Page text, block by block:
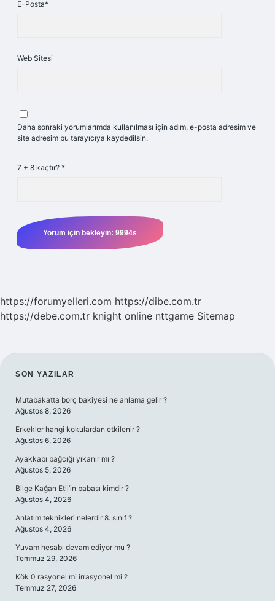
E-Posta*
Web Sitesi
Daha sonraki yorumlarımda kullanılması için adım, e-posta adresim ve
site adresim bu tarayıcıya kaydedilsin.
7 + 8 kaçtır? *
https://forumyelleri.com https://dibe.com.tr
https://debe.com.tr knight online nttgame Sitemap
SIDEBAR
SON YAZILAR
Mutabakatta borç bakiyesi ne anlama gelir ?
Ağustos 8, 2026
Erkekler hangi kokulardan etkilenir ?
Ağustos 6, 2026
Ayakkabı bağcığı yıkanır mı ?
Ağustos 5, 2026
Bilge Kağan Etil’in babası kimdir ?
Ağustos 4, 2026
Anlatım teknikleri nelerdir 8. sınıf ?
Ağustos 4, 2026
Yuvam hesabı devam ediyor mu ?
Temmuz 29, 2026
Kök 0 rasyonel mi irrasyonel mi ?
Temmuz 27, 2026